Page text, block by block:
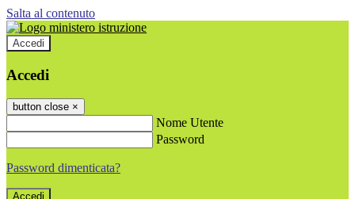
Salta al contenuto
Accedi
Accedi
button close ×
Nome Utente
Password
Password dimenticata?